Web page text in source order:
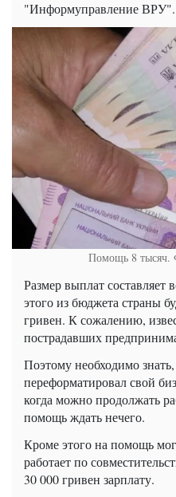
"Информуправление ВРУ".
Помощь 8 тысяч.
Размер выплат составляет
этого из бюджета страны
гривен. К сожалению,
пострадавших
Поэтому необходимо
переформатировал свой
когда можно продолжать
помощь ждать нечего.
Кроме этого на помощь
работает по
30 000 гривен зарплату.